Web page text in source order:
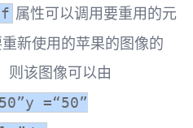
属性可以调用要重用的元
新使用的苹果的图像的
则该图像可以由
=“50”